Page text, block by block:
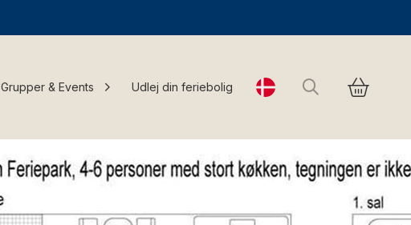
Grupper & Events Udlej din feriebolig Change language
Søg